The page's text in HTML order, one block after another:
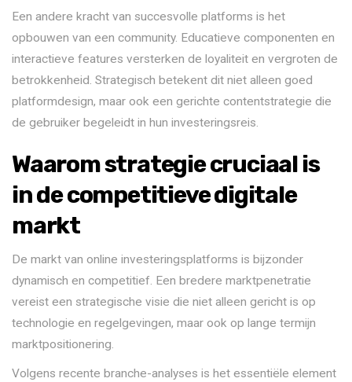
Een andere kracht van succesvolle platforms is het
opbouwen van een community. Educatieve componenten en
interactieve features versterken de loyaliteit en vergroten de
betrokkenheid. Strategisch betekent dit niet alleen goed
platformdesign, maar ook een gerichte contentstrategie die
de gebruiker begeleidt in hun investeringsreis.
Waarom strategie cruciaal is
in de competitieve digitale
markt
De markt van online investeringsplatforms is bijzonder
dynamisch en competitief. Een bredere marktpenetratie
vereist een strategische visie die niet alleen gericht is op
technologie en regelgevingen, maar ook op lange termijn
marktpositionering.
Volgens recente branche-analyses is het essentiële element